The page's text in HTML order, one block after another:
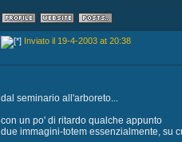
Inviato il 19-4-2003 at 20:38
dal seminario all'arboreto...
con un po' di ritardo qualche appunto
due immagini-totem essenzialmente, su